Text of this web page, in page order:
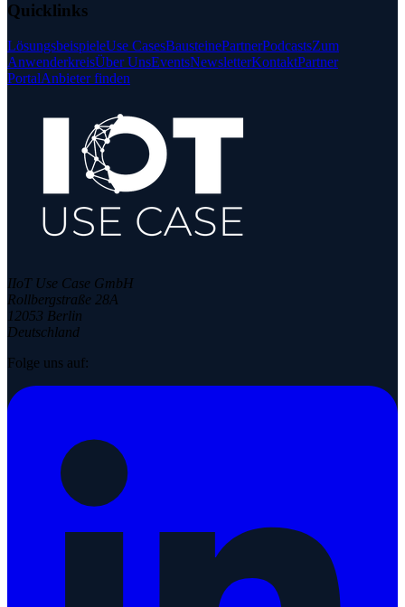
Quicklinks
LösungsbeispieleUse CasesBausteinePartnerPodcastsZum
AnwenderkreisÜber UnsEventsNewsletterKontaktPartner
PortalAnbieter finden
IIoT Use Case GmbH
Rollbergstraße 28A
12053 Berlin
Deutschland
Folge uns auf: